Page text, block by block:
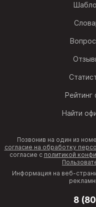
Найти
Позвонив на один из
согласие на обработку
согласие с политикой
Информация на веб-
8